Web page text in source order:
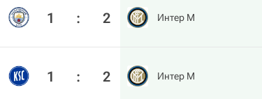
1 : 2 Интер М
1 : 2 Интер М